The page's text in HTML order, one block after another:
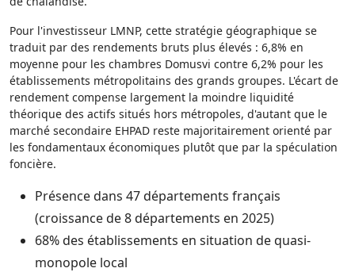
Pour l'investisseur LMNP, cette stratégie géographique se
traduit par des rendements bruts plus élevés : 6,8% en
moyenne pour les chambres Domusvi contre 6,2% pour les
établissements métropolitains des grands groupes. L'écart de
rendement compense largement la moindre liquidité
théorique des actifs situés hors métropoles, d'autant que le
marché secondaire EHPAD reste majoritairement orienté par
les fondamentaux économiques plutôt que par la spéculation
foncière.
Présence dans 47 départements français
(croissance de 8 départements en 2025)
68% des établissements en situation de quasi-
monopole local